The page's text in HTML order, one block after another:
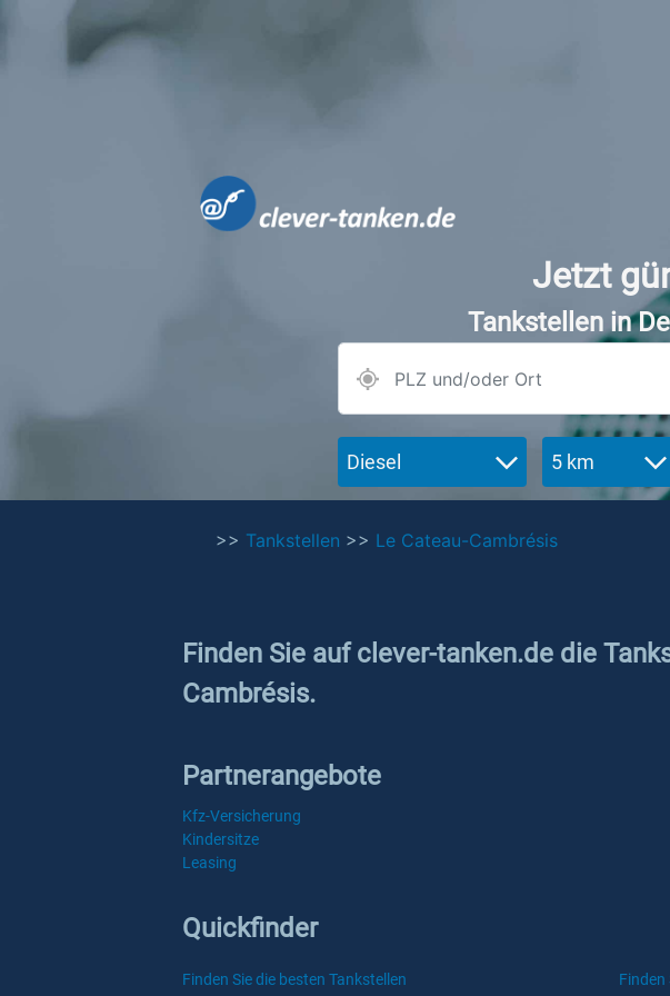
Jetzt
Tankstellen in
Diesel 5 km
>> Tankstellen >> Le Cateau-Cambrésis
Finden Sie auf clever-tanken.de die
Cambrésis.
Partnerangebote
Kfz-Versicherung
Kindersitze
Leasing
Quickfinder
Finden Sie die besten Tankstellen Finden